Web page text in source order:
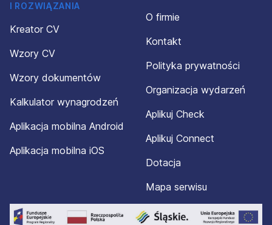
I ROZWIĄZANIA
Kreator CV
Wzory CV
Wzory dokumentów
Kalkulator wynagrodzeń
Aplikacja mobilna Android
Aplikacja mobilna iOS
O firmie
Kontakt
Polityka prywatności
Organizacja wydarzeń
Aplikuj Check
Aplikuj Connect
Dotacja
Mapa serwisu